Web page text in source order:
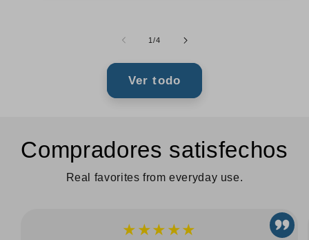
1/de
4
Ver todo
Compradores satisfechos
Real favorites from everyday use.
★★★★★